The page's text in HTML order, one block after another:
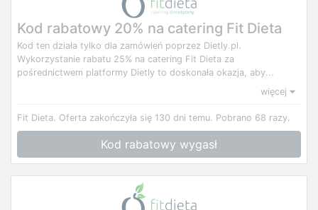
Kod rabatowy 20% na catering Fit Dieta
Kod ten działa tylko dla zamówień poprzez Dietly.pl.
Wykorzystanie rabatu 25% na catering Fit Dieta za
pośrednictwem platformy Dietly to doskonała okazja, aby...
więcej
Fit Dieta. Oferta zakończyła się 130 dni temu. Pobrano 68 razy.
Kod rabatowy wygasł